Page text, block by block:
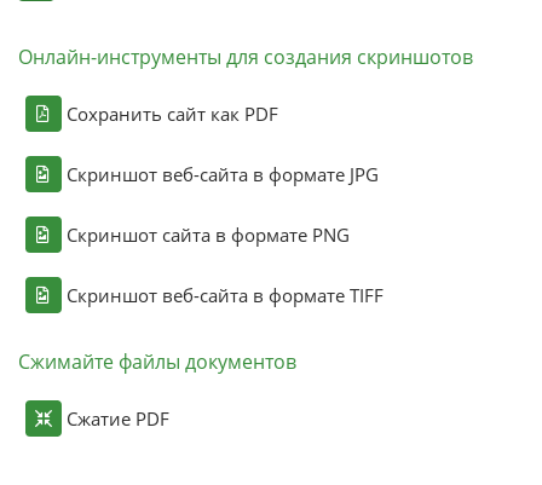
Онлайн-инструменты для создания скриншотов
Сохранить сайт как PDF
Скриншот веб-сайта в формате JPG
Скриншот сайта в формате PNG
Скриншот веб-сайта в формате TIFF
Сжимайте файлы документов
Сжатие PDF